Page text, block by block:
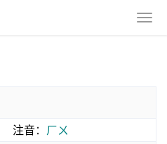
注音： ㄏㄨ